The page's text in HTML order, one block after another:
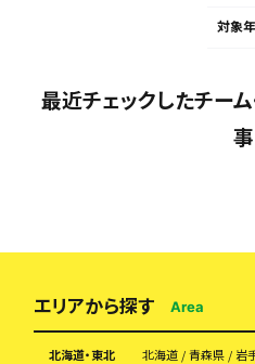
対象
最近チェックしたチーム
事
エリアから探す Area
北海道・東北 北海道 青森県 岩